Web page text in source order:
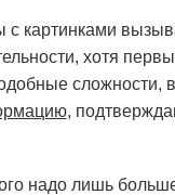
с картинками
хотя
сложности,
,
надо лишь